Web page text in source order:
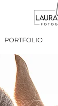
PORTFOLIO